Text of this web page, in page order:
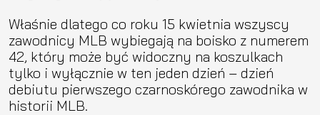
Właśnie dlatego co roku 15 kwietnia wszyscy
zawodnicy MLB wybiegają na boisko z numerem
42, który może być widoczny na koszulkach
tylko i wyłącznie w ten jeden dzień – dzień
debiutu pierwszego czarnoskórego zawodnika w
historii MLB.